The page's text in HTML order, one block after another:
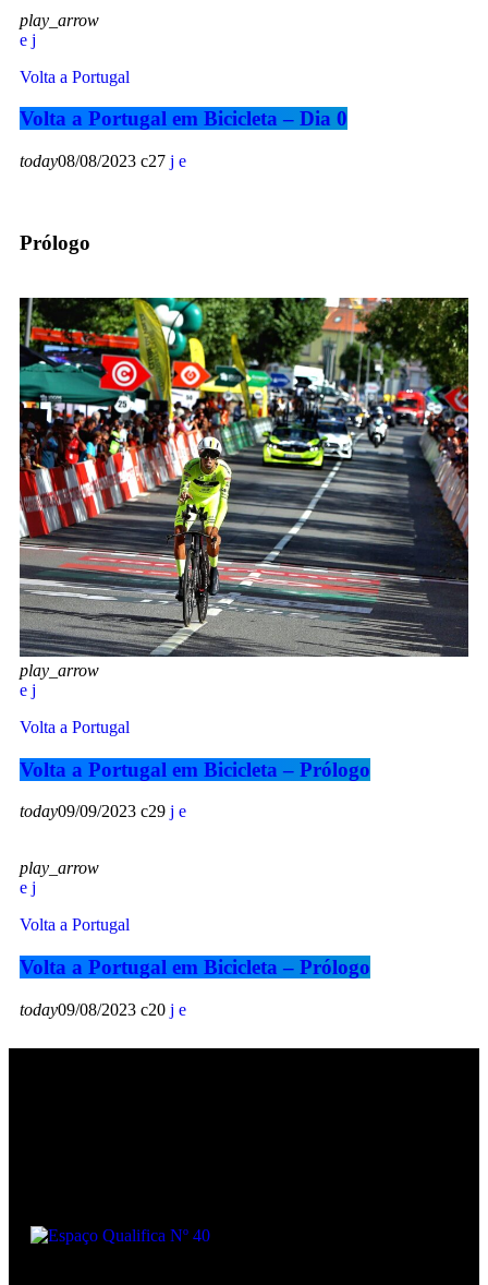
play_arrow
Volta a Portugal
Volta a Portugal em Bicicleta – Dia 0
today08/08/2023 27
Prólogo
play_arrow
Volta a Portugal
Volta a Portugal em Bicicleta – Prólogo
today09/09/2023 29
play_arrow
Volta a Portugal
Volta a Portugal em Bicicleta – Prólogo
today09/08/2023 20